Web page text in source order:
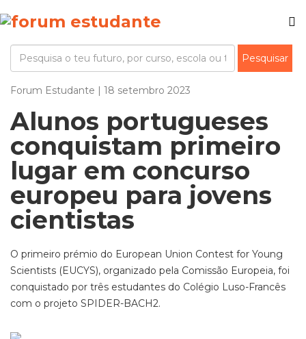
Forum Estudante | 18 setembro 2023
Alunos portugueses
conquistam primeiro
lugar em concurso
europeu para jovens
cientistas
O primeiro prémio do European Union Contest for Young
Scientists (EUCYS), organizado pela Comissão Europeia, foi
conquistado por três estudantes do Colégio Luso-Francês
com o projeto SPIDER-BACH2.